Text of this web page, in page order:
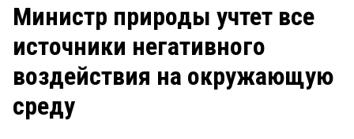
ЗАКОН Рейтинги
Блоги
Архив
Министр природы учтет все
источники негативного
воздействия на окружающую
среду